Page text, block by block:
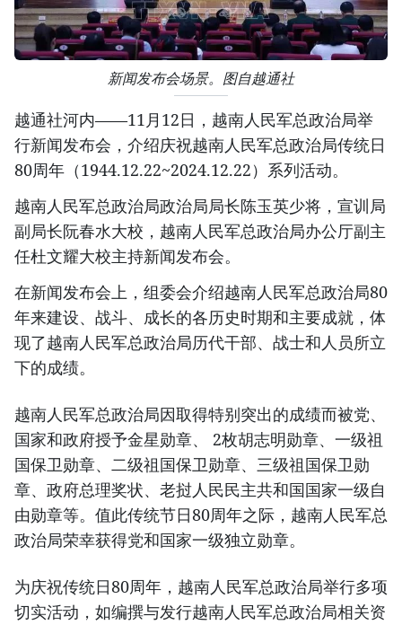
新闻发布会场景。图自越通社
越通社河内——11月12日，越南人民军总政治局举
行新闻发布会，介绍庆祝越南人民军总政治局传统日
80周年（1944.12.22~2024.12.22）系列活动。
越南人民军总政治局政治局局长陈玉英少将，宣训局
副局长阮春水大校，越南人民军总政治局办公厅副主
任杜文耀大校主持新闻发布会。
在新闻发布会上，组委会介绍越南人民军总政治局80
年来建设、战斗、成长的各历史时期和主要成就，体
现了越南人民军总政治局历代干部、战士和人员所立
下的成绩。
越南人民军总政治局因取得特别突出的成绩而被党、
国家和政府授予金星勋章、 2枚胡志明勋章、一级祖
国保卫勋章、二级祖国保卫勋章、三级祖国保卫勋
章、政府总理奖状、老挝人民民主共和国国家一级自
由勋章等。值此传统节日80周年之际，越南人民军总
政治局荣幸获得党和国家一级独立勋章。
为庆祝传统日80周年，越南人民军总政治局举行多项
切实活动，如编撰与发行越南人民军总政治局相关资